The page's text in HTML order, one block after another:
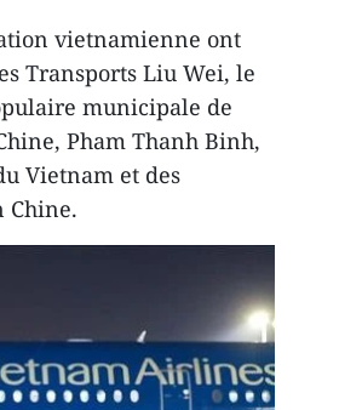
vietnamienne ont
Transports Liu Wei, le
municipale de
Pham Thanh Binh,
Vietnam et des
Chine.